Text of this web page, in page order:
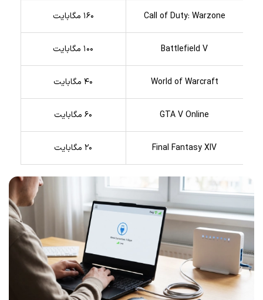
Call of Duty: Warzone ۱۶۰ مگابایت
Battlefield V ۱۰۰ مگابایت
World of Warcraft ۴۰ مگابایت
GTA V Online ۶۰ مگابایت
Final Fantasy XIV ۲۰ مگابایت